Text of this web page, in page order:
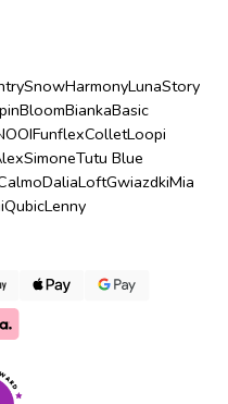
SnowHarmonyLunaStory
BloomBiankaBasic
FunflexColletLoopi
SimoneTutu Blue
DaliaLoftGwiazdkiMia
QubicLenny